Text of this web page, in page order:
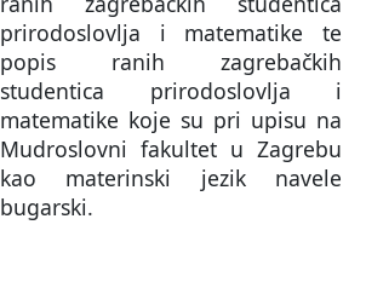
prirodoslovlja i matematike te
popis ranih zagrebačkih
studentica prirodoslovlja i
matematike koje su pri upisu na
Mudroslovni fakultet u Zagrebu
kao materinski jezik navele
bugarski.